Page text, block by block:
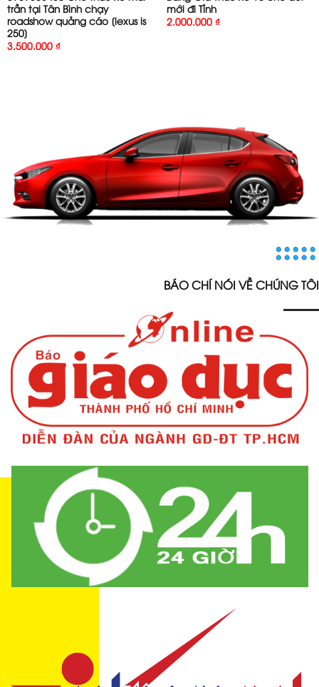
trần tại Tân Bình chạy
roadshow quảng cáo [lexus is
250]
3.500.000 ₫
mới đi Tỉnh
2.000.000 ₫
BÁO CHÍ NÓI VỀ CHÚNG TÔI